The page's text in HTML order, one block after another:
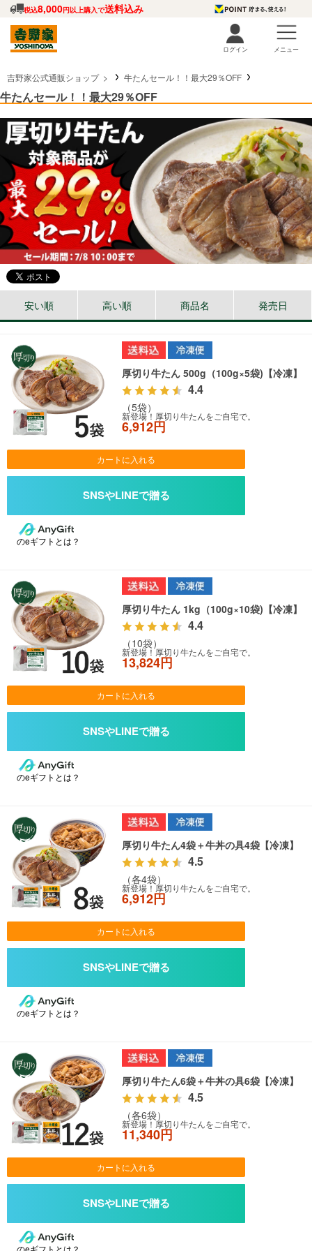
税込8,000円以上購入で送料込み
ログイン メニュー
吉野家公式通販ショップ 牛たんセール！！最大29％OFF
牛たんセール！！最大29％OFF
安い順 高い順 商品名 発売日
厚切り牛たん 500g（100g×5袋)【冷凍】
4.4
（5袋）
新登場！厚切り牛たんをご自宅で。
6,912円
カートに入れる
のeギフトとは？
厚切り牛たん 1kg（100g×10袋)【冷凍】
4.4
（10袋）
新登場！厚切り牛たんをご自宅で。
13,824円
カートに入れる
のeギフトとは？
厚切り牛たん4袋＋牛丼の具4袋【冷凍】
4.5
（各4袋）
新登場！厚切り牛たんをご自宅で。
6,912円
カートに入れる
のeギフトとは？
厚切り牛たん6袋＋牛丼の具6袋【冷凍】
4.5
（各6袋）
新登場！厚切り牛たんをご自宅で。
11,340円
カートに入れる
のeギフトとは？